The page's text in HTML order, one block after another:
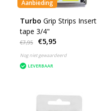
Aanbieding
Turbo Grip Strips Insert
tape 3/4"
€7,95 €5,95
Nog niet gewaardeerd
LEVERBAAR